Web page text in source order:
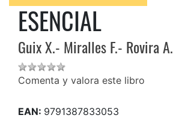
ESENCIAL
Guix X.- Miralles F.- Rovira A.
Comenta y valora este libro
EAN: 9791387833053